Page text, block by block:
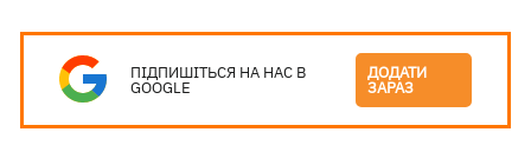
ПІДПИШІТЬСЯ НА НАС В
GOOGLE
ДОДАТИ
ЗАРАЗ